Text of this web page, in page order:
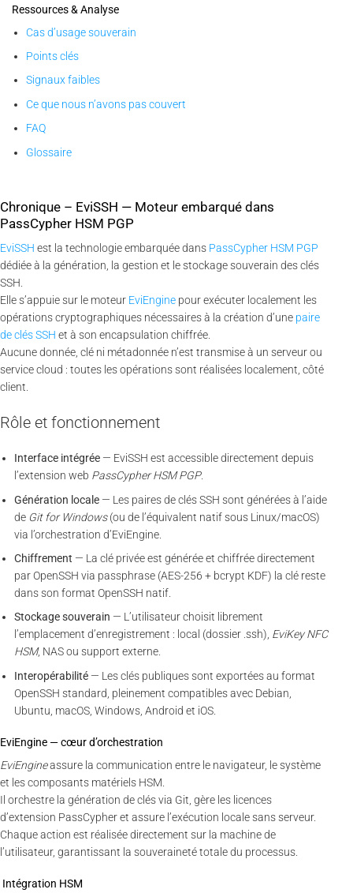
Ressources & Analyse
Cas d’usage souverain
Points clés
Signaux faibles
Ce que nous n’avons pas couvert
FAQ
Glossaire
Chronique – EviSSH — Moteur embarqué dans
PassCypher HSM PGP
EviSSH est la technologie embarquée dans PassCypher HSM PGP
dédiée à la génération, la gestion et le stockage souverain des clés
SSH.
Elle s’appuie sur le moteur EviEngine pour exécuter localement les
opérations cryptographiques nécessaires à la création d’une paire
de clés SSH et à son encapsulation chiffrée.
Aucune donnée, clé ni métadonnée n’est transmise à un serveur ou
service cloud : toutes les opérations sont réalisées localement, côté
client.
Rôle et fonctionnement
Interface intégrée — EviSSH est accessible directement depuis
l’extension web PassCypher HSM PGP.
Génération locale — Les paires de clés SSH sont générées à l’aide
de Git for Windows(ou de l’équivalent natif sous Linux/macOS)
via l’orchestration d’EviEngine.
Chiffrement — La clé privée est générée et chiffrée directement
par OpenSSH via passphrase (AES-256 + bcrypt KDF) la clé reste
dans son format OpenSSH natif.
Stockage souverain — L’utilisateur choisit librement
l’emplacement d’enregistrement : local (dossier .ssh), EviKey NFC
HSM, NAS ou support externe.
Interopérabilité — Les clés publiques sont exportées au format
OpenSSH standard, pleinement compatibles avec Debian,
Ubuntu, macOS, Windows, Android et iOS.
EviEngine — cœur d’orchestration
EviEngineassure la communication entre le navigateur, le système
et les composants matériels HSM.
Il orchestre la génération de clés via Git, gère les licences
d’extension PassCypher et assure l’exécution locale sans serveur.
Chaque action est réalisée directement sur la machine de
l’utilisateur, garantissant la souveraineté totale du processus.
Intégration HSM